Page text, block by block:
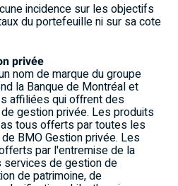
incidence sur les objectifs
du portefeuille ni sur sa cote
privée
nom de marque du groupe
la Banque de Montréal et
affiliées qui offrent des
gestion privée. Les produits
tous offerts par toutes les
BMO Gestion privée. Les
par l'entremise de la
services de gestion de
de patrimoine, de